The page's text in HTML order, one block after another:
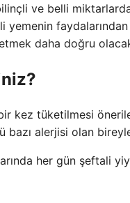
ve belli
daha doğru
kez tüketilmesi
alerjisi olan
her gün şeftali